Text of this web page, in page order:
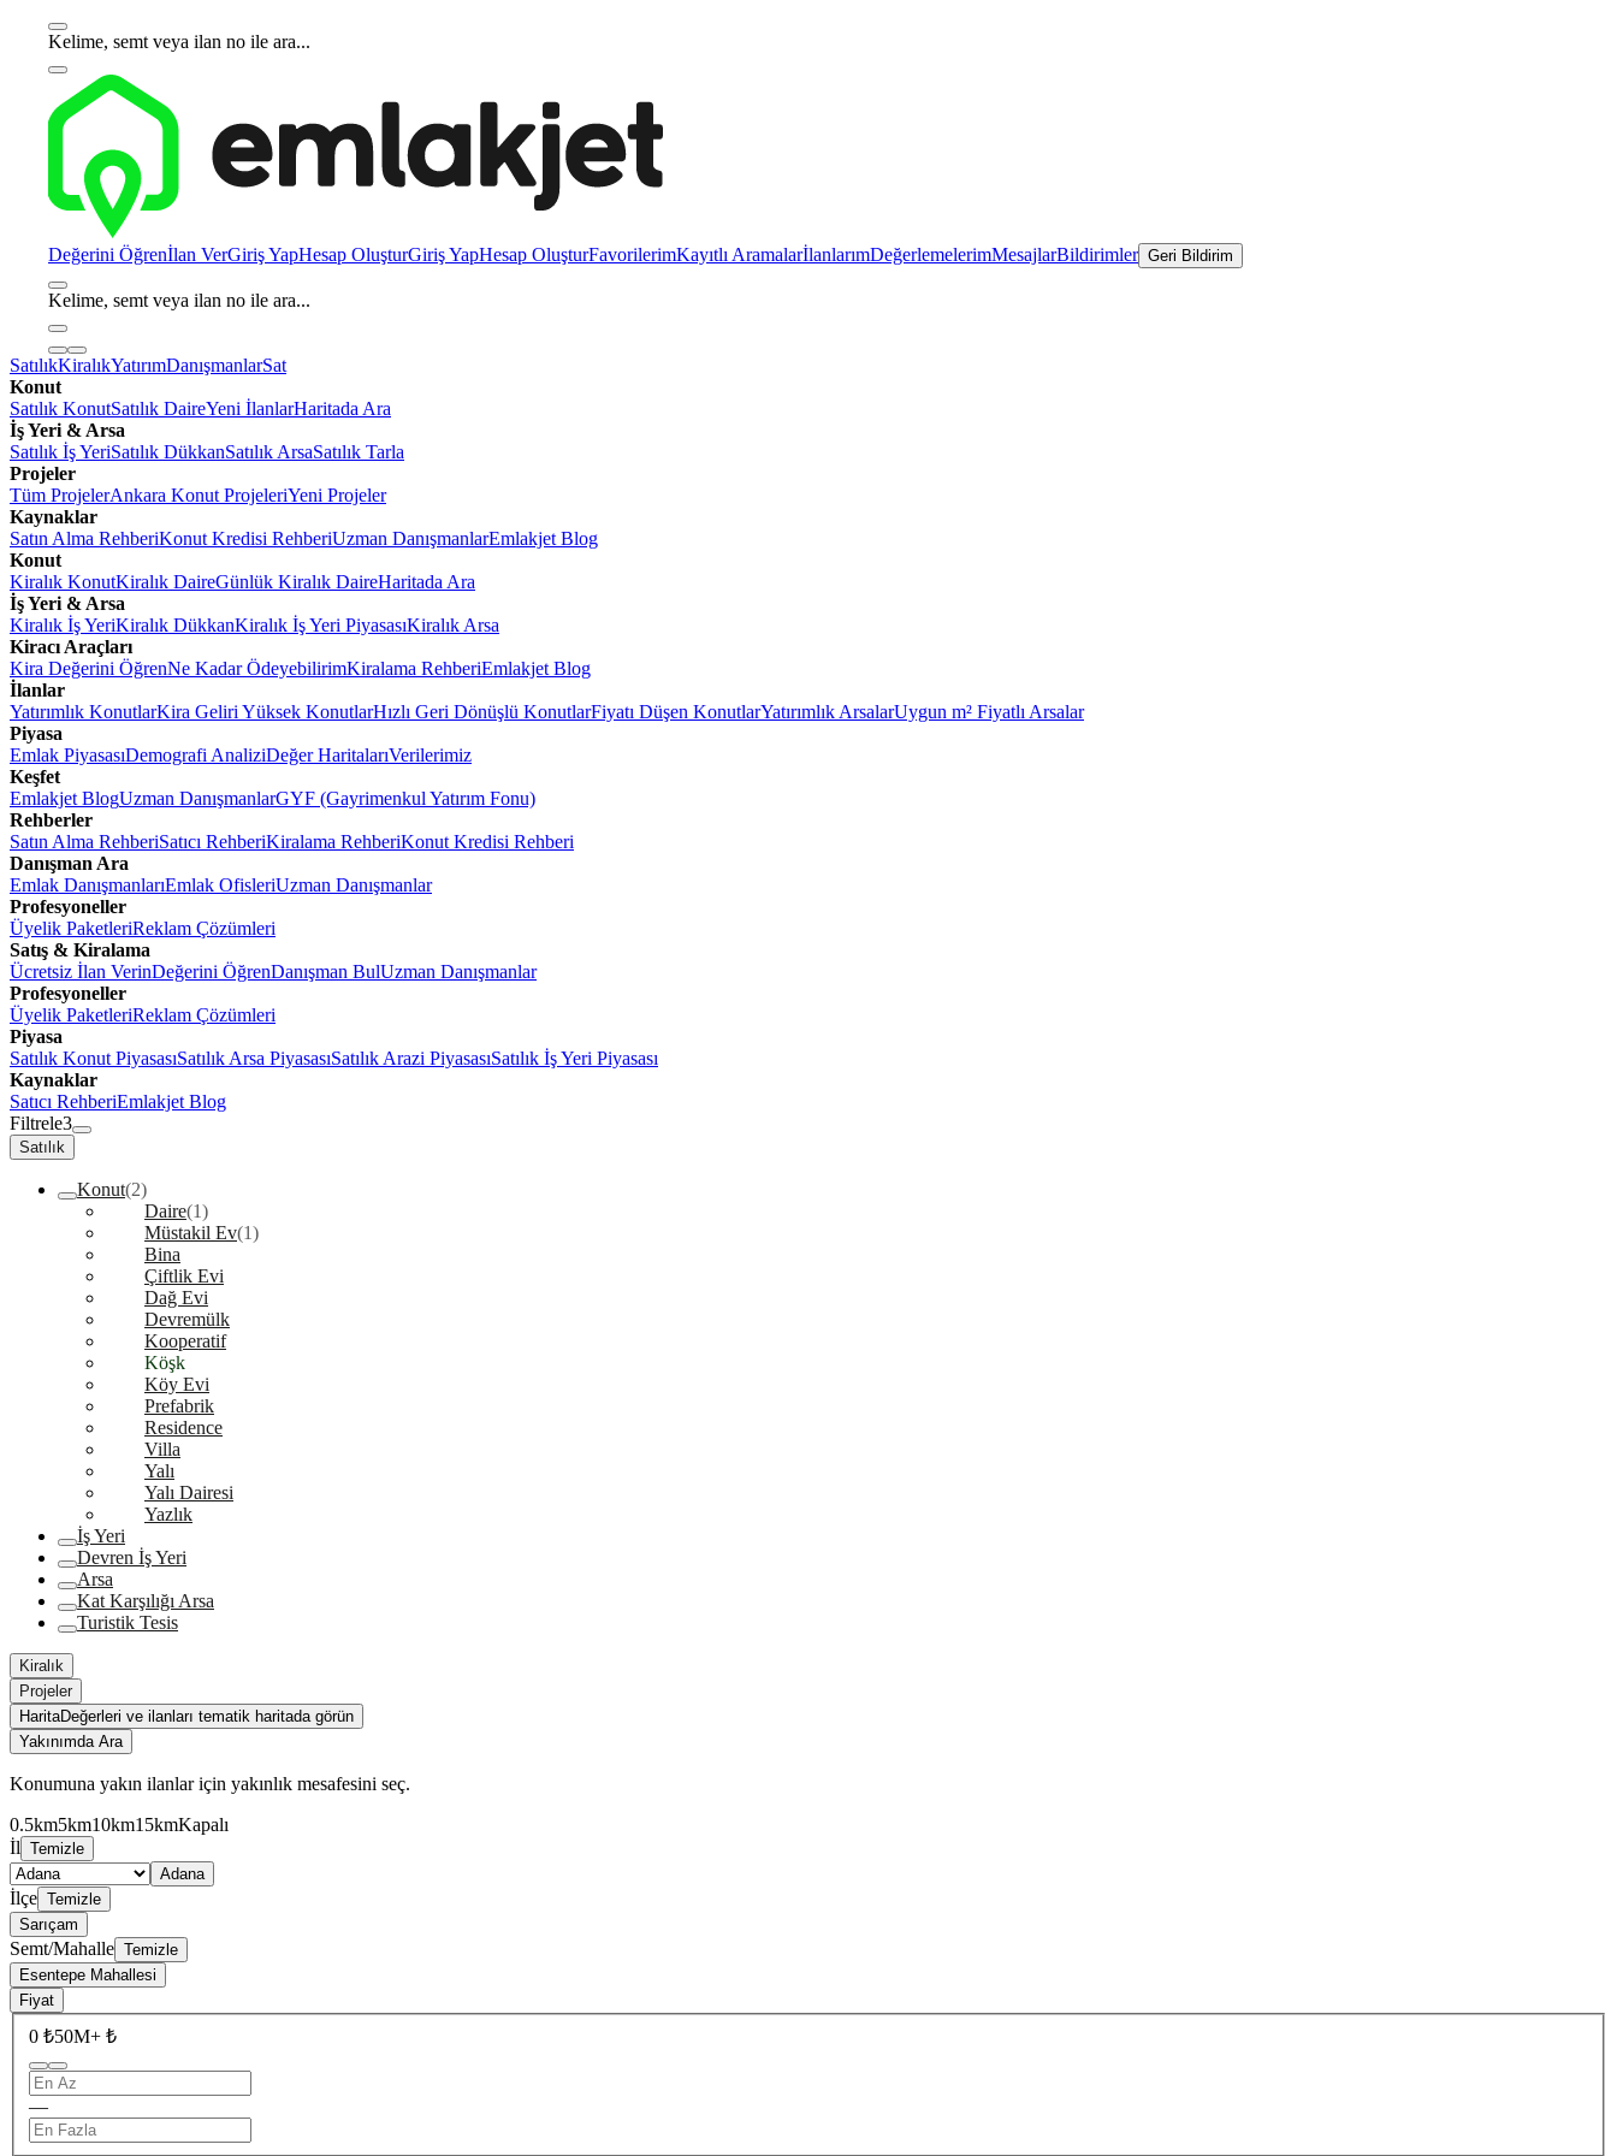
Kelime, semt veya ilan no ile ara...
Değerini Öğrenİlan VerGiriş YapHesap OluşturGiriş YapHesap OluşturFavorilerimKayıtlı AramalarİlanlarımDeğerlemelerimMesajlarBildirimler Geri Bildirim
Kelime, semt veya ilan no ile ara...
SatılıkKiralıkYatırımDanışmanlarSat
Konut
Satılık KonutSatılık DaireYeni İlanlarHaritada Ara
İş Yeri & Arsa
Satılık İş YeriSatılık DükkanSatılık ArsaSatılık Tarla
Projeler
Tüm ProjelerAnkara Konut ProjeleriYeni Projeler
Kaynaklar
Satın Alma RehberiKonut Kredisi RehberiUzman DanışmanlarEmlakjet Blog
Konut
Kiralık KonutKiralık DaireGünlük Kiralık DaireHaritada Ara
İş Yeri & Arsa
Kiralık İş YeriKiralık DükkanKiralık İş Yeri PiyasasıKiralık Arsa
Kiracı Araçları
Kira Değerini ÖğrenNe Kadar ÖdeyebilirimKiralama RehberiEmlakjet Blog
İlanlar
Yatırımlık KonutlarKira Geliri Yüksek KonutlarHızlı Geri Dönüşlü KonutlarFiyatı Düşen KonutlarYatırımlık ArsalarUygun m² Fiyatlı Arsalar
Piyasa
Emlak PiyasasıDemografi AnaliziDeğer HaritalarıVerilerimiz
Keşfet
Emlakjet BlogUzman DanışmanlarGYF (Gayrimenkul Yatırım Fonu)
Rehberler
Satın Alma RehberiSatıcı RehberiKiralama RehberiKonut Kredisi Rehberi
Danışman Ara
Emlak DanışmanlarıEmlak OfisleriUzman Danışmanlar
Profesyoneller
Üyelik PaketleriReklam Çözümleri
Satış & Kiralama
Ücretsiz İlan VerinDeğerini ÖğrenDanışman BulUzman Danışmanlar
Profesyoneller
Üyelik PaketleriReklam Çözümleri
Piyasa
Satılık Konut PiyasasıSatılık Arsa PiyasasıSatılık Arazi PiyasasıSatılık İş Yeri Piyasası
Kaynaklar
Satıcı RehberiEmlakjet Blog
Filtrele3
Satılık
Konut(2)
Daire(1)
Müstakil Ev(1)
Bina
Çiftlik Evi
Dağ Evi
Devremülk
Kooperatif
Köşk
Köy Evi
Prefabrik
Residence
Villa
Yalı
Yalı Dairesi
Yazlık
İş Yeri
Devren İş Yeri
Arsa
Kat Karşılığı Arsa
Turistik Tesis
Kiralık
Projeler
HaritaDeğerleri ve ilanları tematik haritada görün
Yakınımda Ara
Konumuna yakın ilanlar için yakınlık mesafesini seç.
0.5km5km10km15kmKapalı
İl Temizle
Adana
İlçe Temizle
Sarıçam
Semt/Mahalle Temizle
Esentepe Mahallesi
Fiyat
0 ₺50M+ ₺
—